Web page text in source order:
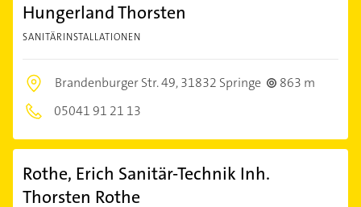
Hungerland Thorsten
SANITÄRINSTALLATIONEN
Brandenburger Str. 49,31832 Springe
863 m
05041 91 21 13
Rothe, Erich Sanitär-Technik Inh.
Thorsten Rothe